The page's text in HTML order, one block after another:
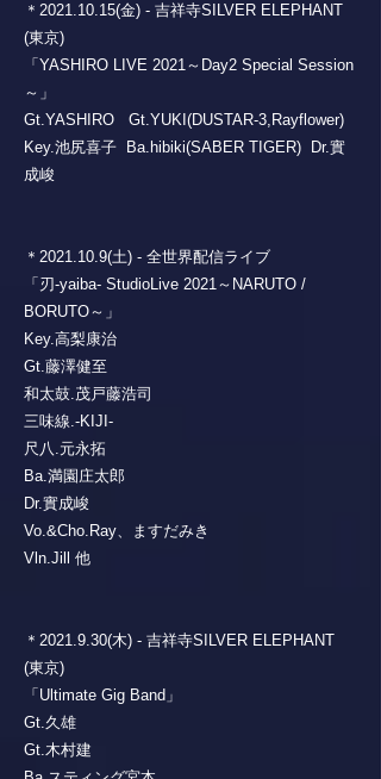
＊2021.10.15(金) - 吉祥寺SILVER ELEPHANT
(東京)
「YASHIRO LIVE 2021～Day2 Special Session
～」
Gt.YASHIRO Gt.YUKI(DUSTAR-3,Rayflower)
Key.池尻喜子 Ba.hibiki(SABER TIGER) Dr.實
成峻
＊2021.10.9(土) - 全世界配信ライブ
「刃-yaiba- StudioLive 2021～NARUTO /
BORUTO～」
Key.高梨康治
Gt.藤澤健至
和太鼓.茂戸藤浩司
三味線.-KIJI-
尺八.元永拓
Ba.満園庄太郎
Dr.實成峻
Vo.&Cho.Ray、ますだみき
Vln.Jill 他
＊2021.9.30(木) - 吉祥寺SILVER ELEPHANT
(東京)
「Ultimate Gig Band」
Gt.久雄
Gt.木村建